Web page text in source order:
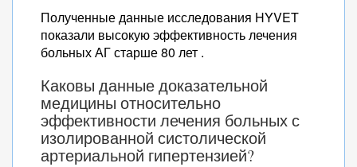
Полученные данные исследования HYVET
показали высокую эффективность лечения
больных АГ старше 80 лет .
Каковы данные доказательной
медицины относительно
эффективности лечения больных с
изолированной систолической
артериальной гипертензией?